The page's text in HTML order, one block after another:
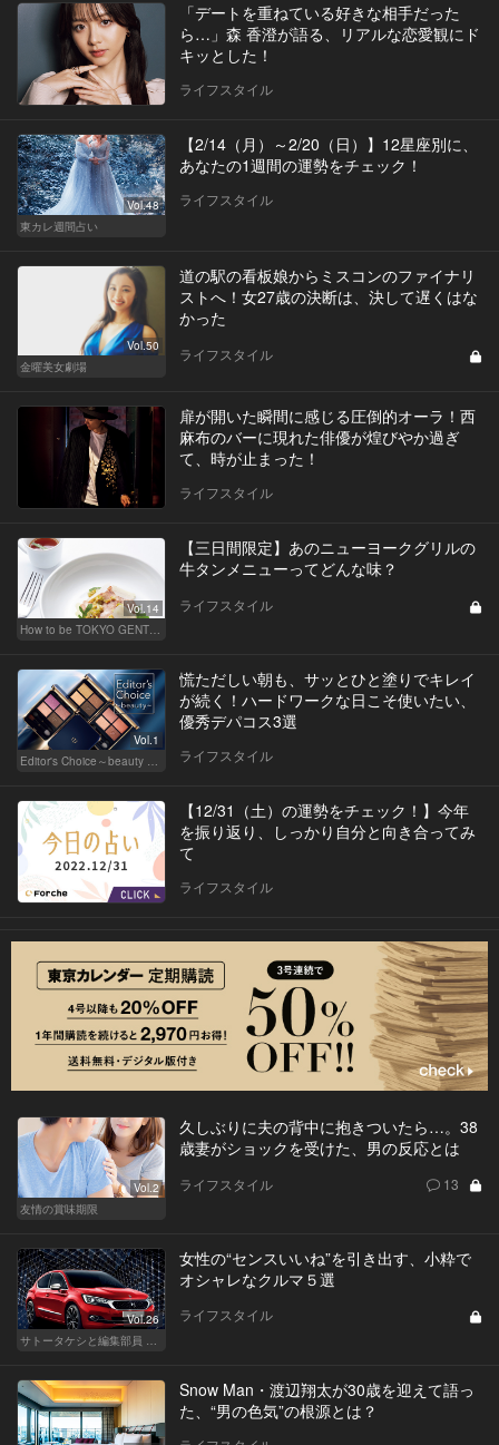
「デートを重ねている好きな相手だった
ら…」森 香澄が語る、リアルな恋愛観にド
キッとした！
ライフスタイル
Vol.48
東カレ週間占い
【2/14（月）～2/20（日）】12星座別に、
あなたの1週間の運勢をチェック！
ライフスタイル
Vol.50
金曜美女劇場
道の駅の看板娘からミスコンのファイナリ
ストへ！女27歳の決断は、決して遅くはな
かった
ライフスタイル
扉が開いた瞬間に感じる圧倒的オーラ！西
麻布のバーに現れた俳優が煌びやか過ぎ
て、時が止まった！
ライフスタイル
Vol.14
How to be TOKYO GENTS 東京人よ、紳士たれ！
【三日間限定】あのニューヨークグリルの
牛タンメニューってどんな味？
ライフスタイル
Vol.1
Editor's Choice～beauty & wellness～
慌ただしい朝も、サッとひと塗りでキレイ
が続く！ハードワークな日こそ使いたい、
優秀デパコス3選
ライフスタイル
【12/31（土）の運勢をチェック！】今年
を振り返り、しっかり自分と向き合ってみ
て
ライフスタイル
Vol.2
友情の賞味期限
久しぶりに夫の背中に抱きついたら…。38
歳妻がショックを受けた、男の反応とは
ライフスタイル 13
Vol.26
サトータケシと編集部員 船山の"CAR GENTSへの道"
女性の“センスいいね”を引き出す、小粋で
オシャレなクルマ５選
ライフスタイル
Snow Man・渡辺翔太が30歳を迎えて語っ
た、“男の色気”の根源とは？